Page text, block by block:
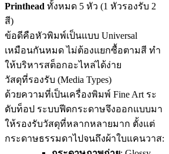
Printhead ทั้งหมด 5 หัว (1 หัวรองรับ 2
สี)
ข้อดีคือหัวพิมพ์เป็นแบบ Universal
เหมือนกันหมด ไม่ต้องแยกซื้อตามสี ทำ
ให้บริหารสต็อกอะไหล่ได้ง่าย
วัสดุที่รองรับ (Media Types)
ด้วยความที่เป็นเครื่องพิมพ์ Fine Art ระ
ดับท็อป ระบบฟีดกระดาษจึงออกแบบมา
ให้รองรับวัสดุที่หลากหลายมาก ตั้งแต่
กระดาษธรรมดาไปจนถึงผ้าใบแคนวาส: